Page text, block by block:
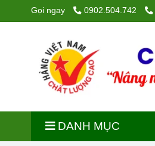
Gọi ngay 0902.504.742
DANH MỤC